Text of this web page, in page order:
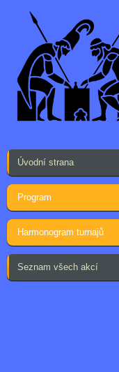
Úvodní strana
Program
Harmonogram turnajů
Seznam všech akcí